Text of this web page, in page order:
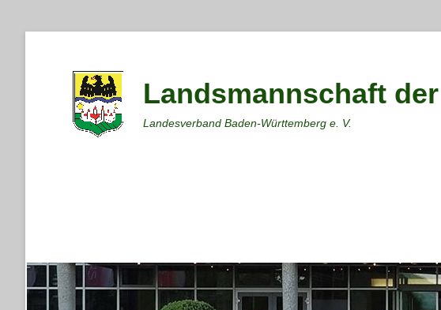
Landsmannschaft
Landesverband Baden-Württemberg e. V.